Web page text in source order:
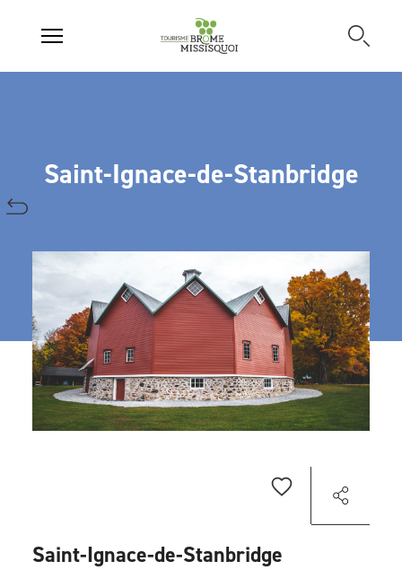
Saint-Ignace-de-Stanbridge
Saint-Ignace-de-Stanbridge